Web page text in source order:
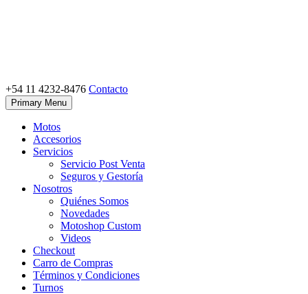
Motoshop Ezeiza
Motos y Accesorios
+54 11 4232-8476 Contacto
Primary Menu
Motos
Accesorios
Servicios
Servicio Post Venta
Seguros y Gestoría
Nosotros
Quiénes Somos
Novedades
Motoshop Custom
Videos
Checkout
Carro de Compras
Términos y Condiciones
Turnos